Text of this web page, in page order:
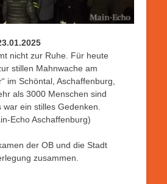
nicht zur Ruhe. Für heute
stillen Mahnwache am
im Schöntal, Aschaffenburg,
als 3000 Menschen sind
ein stilles Gedenken.
Echo Aschaffenburg)
der OB und die Stadt
zusammen.